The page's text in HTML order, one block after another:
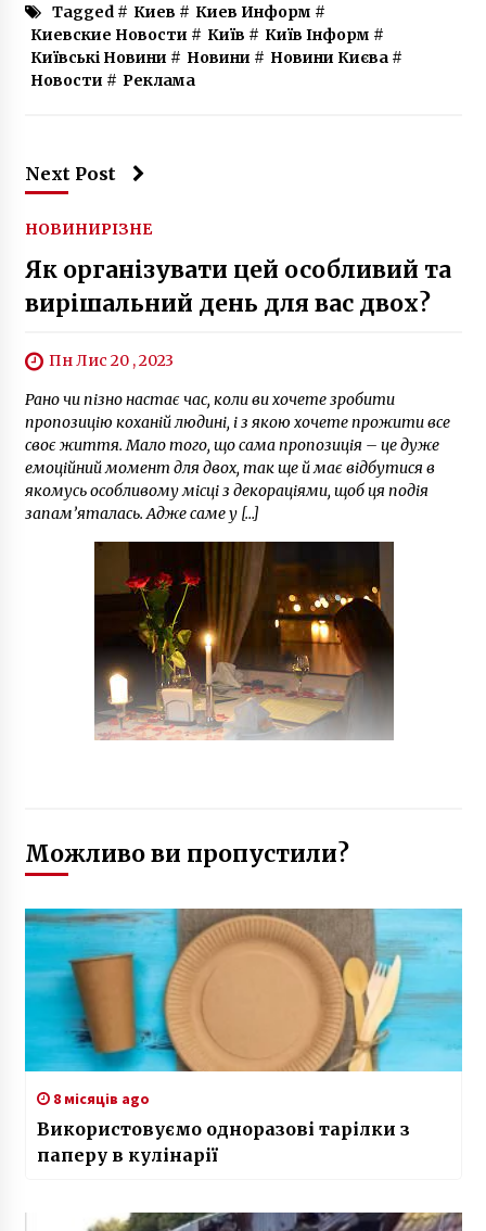
Tagged # Киев # Киев Информ #
Киевские Новости # Київ # Київ Інформ #
Київські Новини # Новини # Новини Києва#
Новости # Реклама
Next Post
НОВИНИРІЗНЕ
Як організувати цей особливий та
вирішальний день для вас двох?
Пн Лис 20 , 2023
Рано чи пізно настає час, коли ви хочете зробити
пропозицію коханій людині, і з якою хочете прожити все
своє життя. Мало того, що сама пропозиція – це дуже
емоційний момент для двох, так ще й має відбутися в
якомусь особливому місці з декораціями, щоб ця подія
запам’яталась. Адже саме у […]
Можливо ви пропустили?
8 місяців ago
Використовуємо одноразові тарілки з
паперу в кулінарії